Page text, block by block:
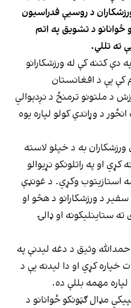
د روسیې فدراسیون
ځوانانو د تشویق په اتم
ته تللي.
کتنه کې له ورزشکارانو
کې یې د افغانستان
د ملتونو ترمنځ د نږدېوالي
د وړاندې کولو لپاره یوه
به د خپلو لاسته
کړي او په راتلونکو نړیوالو
استازیتوب وکړي. د غونډې
د ورزشکارانو د هڅو او
ستاینلیکونه او ډالۍ
وثیق د دغه لیدنې په
خپاره کړي او دا لیدنه یې د
لپاره مهمه بللې ده.
مډال ګټونکو ځوانانو د